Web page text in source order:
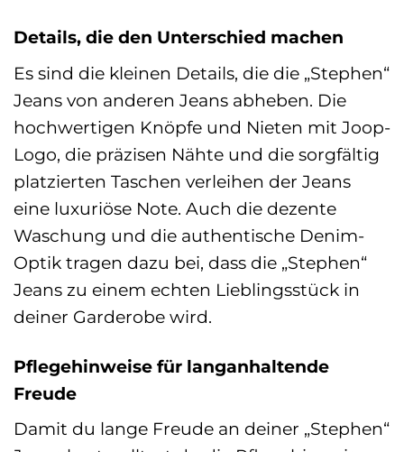
Details, die den Unterschied machen
Es sind die kleinen Details, die die „Stephen“
Jeans von anderen Jeans abheben. Die
hochwertigen Knöpfe und Nieten mit Joop-
Logo, die präzisen Nähte und die sorgfältig
platzierten Taschen verleihen der Jeans
eine luxuriöse Note. Auch die dezente
Waschung und die authentische Denim-
Optik tragen dazu bei, dass die „Stephen“
Jeans zu einem echten Lieblingsstück in
deiner Garderobe wird.
Pflegehinweise für langanhaltende
Freude
Damit du lange Freude an deiner „Stephen“